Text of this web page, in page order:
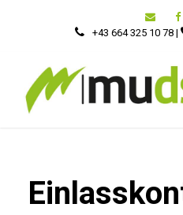
+43 664 325 10 78|